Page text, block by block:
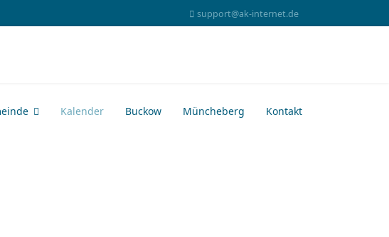
support@ak-internet.de
Kalender Buckow Müncheberg Kontakt